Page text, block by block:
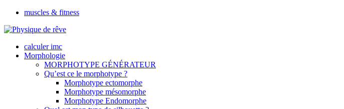
muscles & fitness
calculer imc
Morphologie
MORPHOTYPE GÉNÉRATEUR
Qu’est ce le morphotype ?
Morphotype ectomorphe
Morphotype mésomorphe
Morphotype Endomorphe